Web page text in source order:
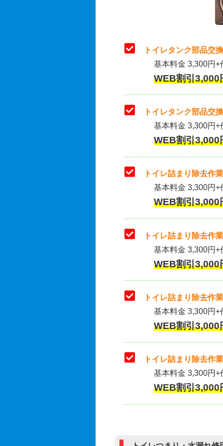
トイレタンク部品交
基本料金 3,300円
WEB割引
トイレタンク部品交
基本料金 3,300円+
WEB割引
トイレ詰まり除去作
基本料金 3,300円+
WEB割引
トイレ詰まり除去作
基本料金 3,300円+
WEB割引
トイレ詰まり除去
基本料金 3,300円+
WEB割引
トイレ詰まり除去作
基本料金 3,300円+
WEB割引